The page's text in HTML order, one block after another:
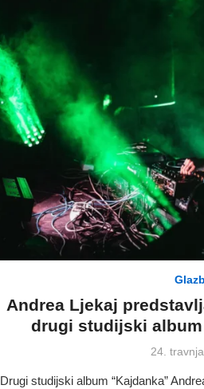
Andrea Ljekaj
drugi studijski
Posted
24.
Drugi studijski album “Kajdanka”